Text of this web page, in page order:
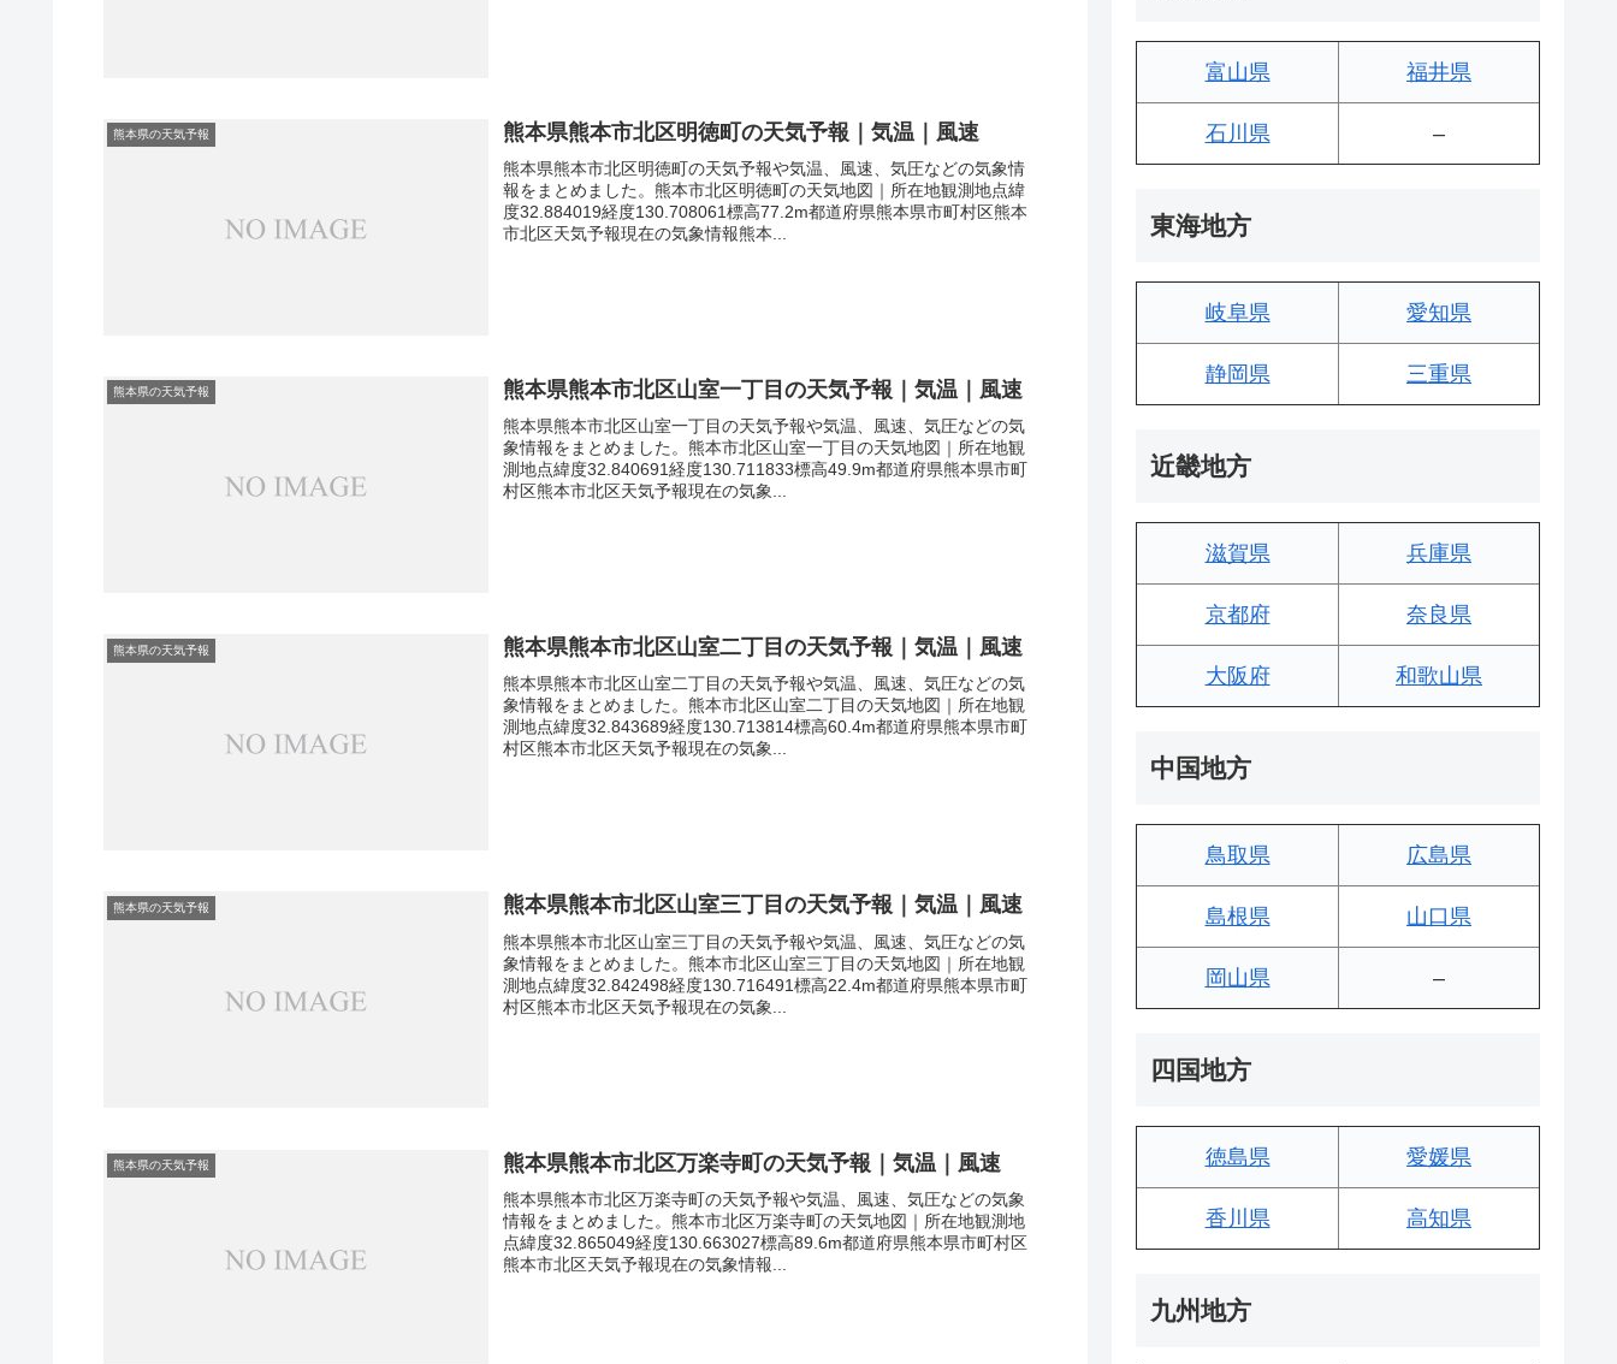
熊本県の天気予報 熊本県熊本市北区明徳町の天気予報｜気温｜風速
熊本県熊本市北区明徳町の天気予報や気温、風速、気圧などの気象情
報をまとめました。熊本市北区明徳町の天気地図｜所在地観測地点緯
度32.884019経度130.708061標高77.2m都道府県熊本県市町村区熊本
市北区天気予報現在の気象情報熊本...
熊本県の天気予報 熊本県熊本市北区山室一丁目の天気予報｜気温｜風速
熊本県熊本市北区山室一丁目の天気予報や気温、風速、気圧などの気
象情報をまとめました。熊本市北区山室一丁目の天気地図｜所在地観
測地点緯度32.840691経度130.711833標高49.9m都道府県熊本県市町
村区熊本市北区天気予報現在の気象...
熊本県の天気予報 熊本県熊本市北区山室二丁目の天気予報｜気温｜風速
熊本県熊本市北区山室二丁目の天気予報や気温、風速、気圧などの気
象情報をまとめました。熊本市北区山室二丁目の天気地図｜所在地観
測地点緯度32.843689経度130.713814標高60.4m都道府県熊本県市町
村区熊本市北区天気予報現在の気象...
熊本県の天気予報 熊本県熊本市北区山室三丁目の天気予報｜気温｜風速
熊本県熊本市北区山室三丁目の天気予報や気温、風速、気圧などの気
象情報をまとめました。熊本市北区山室三丁目の天気地図｜所在地観
測地点緯度32.842498経度130.716491標高22.4m都道府県熊本県市町
村区熊本市北区天気予報現在の気象...
熊本県の天気予報 熊本県熊本市北区万楽寺町の天気予報｜気温｜風速
熊本県熊本市北区万楽寺町の天気予報や気温、風速、気圧などの気象
情報をまとめました。熊本市北区万楽寺町の天気地図｜所在地観測地
点緯度32.865049経度130.663027標高89.6m都道府県熊本県市町村区
熊本市北区天気予報現在の気象情報...
富山県 福井県
石川県 –
東海地方
岐阜県 愛知県
静岡県 三重県
近畿地方
滋賀県 兵庫県
京都府 奈良県
大阪府 和歌山県
中国地方
鳥取県 広島県
島根県 山口県
岡山県 –
四国地方
徳島県 愛媛県
香川県 高知県
九州地方